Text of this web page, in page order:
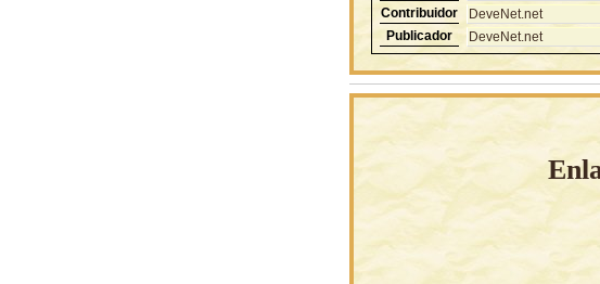
Contribuidor
DeveNet.net
Publicador
DeveNet.net